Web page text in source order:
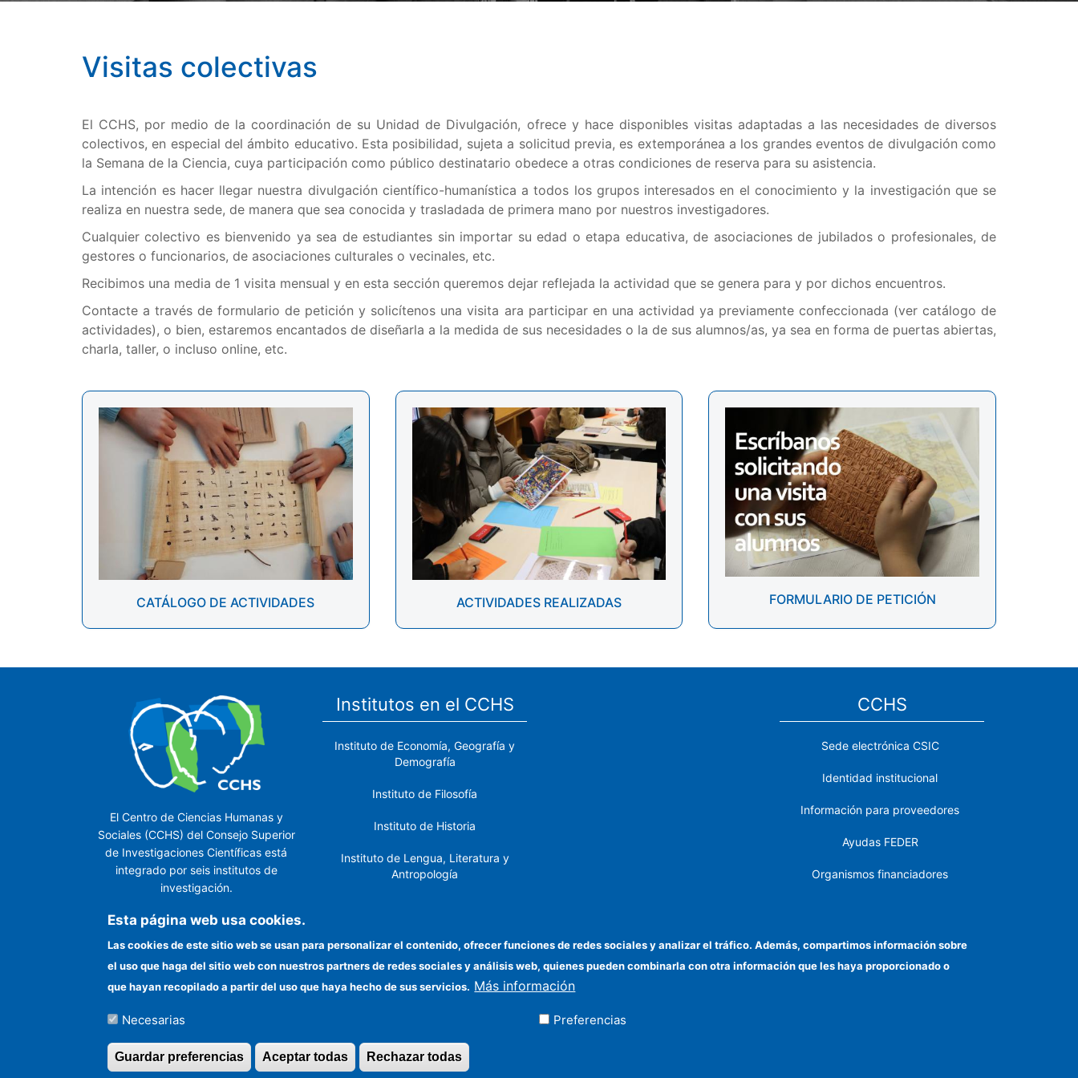
Visitas colectivas
El CCHS, por medio de la coordinación de su Unidad de Divulgación, ofrece y hace disponibles visitas adaptadas a las necesidades de diversos
colectivos, en especial del ámbito educativo. Esta posibilidad, sujeta a solicitud previa, es extemporánea a los grandes eventos de divulgación como
la Semana de la Ciencia, cuya participación como público destinatario obedece a otras condiciones de reserva para su asistencia.
La intención es hacer llegar nuestra divulgación científico-humanística a todos los grupos interesados en el conocimiento y la investigación que se
realiza en nuestra sede, de manera que sea conocida y trasladada de primera mano por nuestros investigadores.
Cualquier colectivo es bienvenido ya sea de estudiantes sin importar su edad o etapa educativa, de asociaciones de jubilados o profesionales, de
gestores o funcionarios, de asociaciones culturales o vecinales, etc.
Recibimos una media de 1 visita mensual y en esta sección queremos dejar reflejada la actividad que se genera para y por dichos encuentros.
Contacte a través de formulario de petición y solicítenos una visita ara participar en una actividad ya previamente confeccionada (ver catálogo de
actividades), o bien, estaremos encantados de diseñarla a la medida de sus necesidades o la de sus alumnos/as, ya sea en forma de puertas abiertas,
charla, taller, o incluso online, etc.
CATÁLOGO DE ACTIVIDADES ACTIVIDADES REALIZADAS FORMULARIO DE PETICIÓN
El Centro de Ciencias Humanas y
Sociales (CCHS) del Consejo Superior
de Investigaciones Científicas está
integrado por seis institutos de
investigación.
Institutos en el CCHS
Instituto de Economía, Geografía y
Demografía
Instituto de Filosofía
Instituto de Historia
Instituto de Lengua, Literatura y
Antropología
Próximo
Instituto de Políticas y Bienes
Públicos
CCHS
Sede electrónica CSIC
Identidad institucional
Información para proveedores
Ayudas FEDER
Organismos financiadores
Cómo llegar
©Copyright 2026 Todos los derechos reservados
Esta página web usa cookies.
Las cookies de este sitio web se usan para personalizar el contenido, ofrecer funciones de redes sociales y analizar el tráfico. Además, compartimos información sobre
el uso que haga del sitio web con nuestros partners de redes sociales y análisis web, quienes pueden combinarla con otra información que les haya proporcionado o
que hayan recopilado a partir del uso que haya hecho de sus servicios. Más información
Necesarias Preferencias
Guardar preferencias Rechazar todas
Aceptar todas